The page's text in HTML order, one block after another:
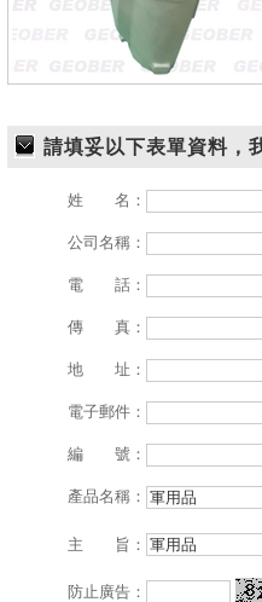
請填妥以下表單資料，
姓 名：
公司名稱：
電 話：
傳 真：
地 址：
電子郵件：
編 號：
產品名稱：
主 旨：
防止廣告：